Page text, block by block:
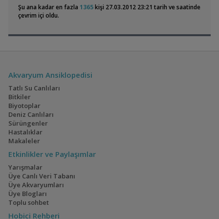
Electric Blue Acara
Head Tapajos(13)
Ateşağız
Muhtelif Malzemeler İle Takas Yapabiliriz SmallCandyThing00:14
Isıtıcı | Hava Motoru | Filtre | Jilet | Akvaryum
Şu ana kadar en fazla 1365kişi 27.03.2012 23:21 tarih ve saatinde
çevrim içi oldu.
Akvaryum Ansiklopedisi
Tatlı Su Canlıları
Bitkiler
Biyotoplar
Deniz Canlıları
Sürüngenler
Hastalıklar
Makaleler
Etkinlikler ve Paylaşımlar
Yarışmalar
Üye Canlı Veri Tabanı
Üye Akvaryumları
Üye Blogları
Toplu sohbet
Hobici Rehberi